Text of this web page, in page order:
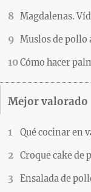
Magdalenas.
Muslos de pollo
Cómo hacer
Mejor valorado
Qué cocinar en
Croque cake de
Ensalada de